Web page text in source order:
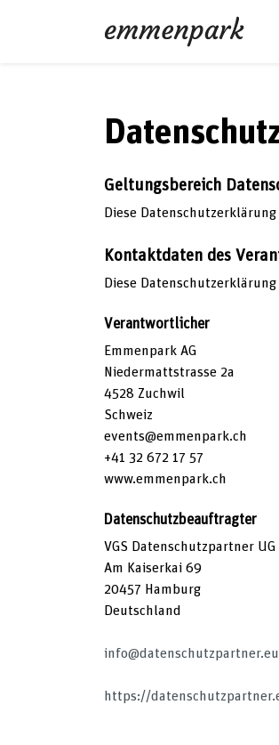
Geltungsbereich
Diese
Kontaktdaten des
Diese
Verantwortlicher
Emmenpark AG
Niedermattstrasse 2a
4528 Zuchwil
Schweiz
events@emmenpark.ch
+41 32 672 17 57
www.emmenpark.ch
Datenschutzbeauftragter
VGS Datenschutzpartner UG
Am Kaiserkai 69
20457 Hamburg
Deutschland
info@datenschutzpartner.eu
https://